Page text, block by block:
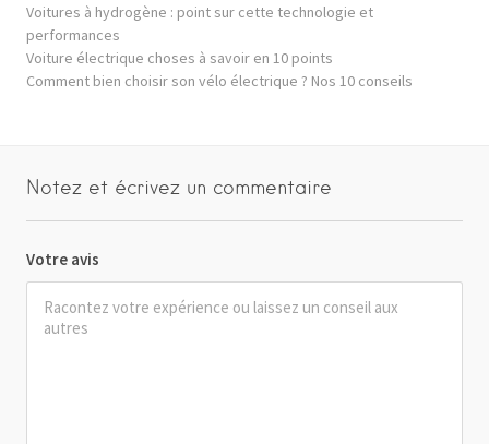
Voitures à hydrogène : point sur cette technologie et
performances
Voiture électrique choses à savoir en 10 points
Comment bien choisir son vélo électrique ? Nos 10 conseils
Notez et écrivez un commentaire
Votre avis